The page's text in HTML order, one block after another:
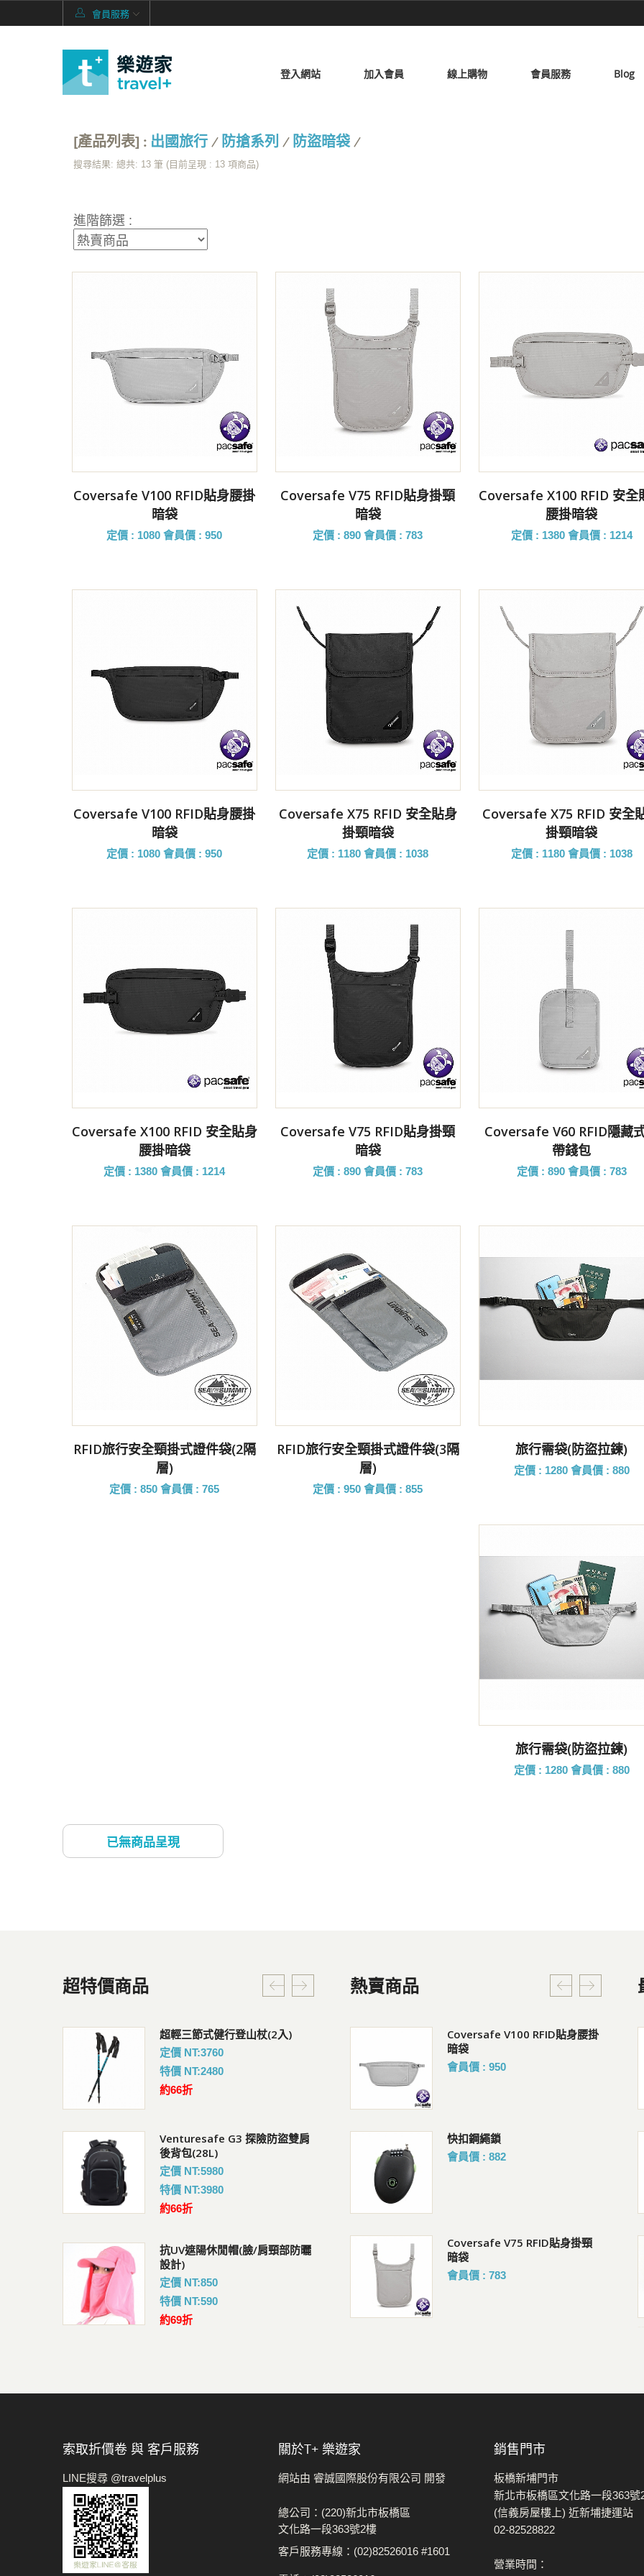
會員服務
登入網站 加入會員 線上購物 會員服務 Blog
[產品列表] : 出國旅行 / 防搶系列 / 防盜暗袋 /
搜尋結果: 總共: 13 筆 (目前呈現 : 13 項商品)
進階篩選 :
Coversafe V100 RFID貼身腰掛
暗袋
定價 : 1080會員價 : 950
Coversafe V75 RFID貼身掛頸
暗袋
定價 : 890會員價 : 783
Coversafe X100 RFID 安全
腰掛暗袋
定價 : 1380 會員價 : 1214
Coversafe V100 RFID貼身腰掛
暗袋
定價 : 1080會員價 : 950
Coversafe X75 RFID 安全貼身
掛頸暗袋
定價 : 1180會員價 : 1038
Coversafe X75 RFID 安全
掛頸暗袋
定價 : 1180 會員價 : 1038
Coversafe X100 RFID 安全貼身
腰掛暗袋
定價 : 1380會員價 : 1214
Coversafe V75 RFID貼身掛頸
暗袋
定價 : 890會員價 : 783
Coversafe V60 RFID隱藏
帶錢包
定價 : 890 會員價 : 783
RFID旅行安全頸掛式證件袋(2隔
層)
定價 : 850會員價 : 765
RFID旅行安全頸掛式證件袋(3隔
層)
定價 : 950會員價 : 855
旅行需袋(防盜拉鍊)
定價 : 1280 會員價 : 880
旅行需袋(防盜拉鍊)
定價 : 1280 會員價 : 880
超特價商品
超輕三節式健行登山杖(2入)
定價 NT:3760
特價 NT:2480
約66折
Venturesafe G3 探險防盜雙肩
後背包(28L)
定價 NT:5980
特價 NT:3980
約66折
抗UV遮陽休閒帽(臉/肩頸部防曬
設計)
定價 NT:850
特價 NT:590
約69折
熱賣商品
Coversafe V100 RFID貼身腰掛
暗袋
會員價 : 950
快扣鋼繩鎖
會員價 : 882
Coversafe V75 RFID貼身掛頸
暗袋
Coversafe X100 RFID 安全貼身
腰掛暗袋
會員價 : 1214
Coversafe V100 RFID貼身腰掛
暗袋
Pacsafe V Tech 防盜斜背包 胸
背包 10L
會員價 : 3854
Coversafe X100 RFID 安全貼身
購買人 : 蔡R
AZPAC 26吋 Trucker 3.0 前開
行李箱 7:3半開 防爆拉鍊 靜音輪
AZPAC 30吋 Trucker 3.0 前開
胖胖箱
索取折價卷 與 客戶服務
LINE搜尋 @travelplus
關於t+ 樂遊家
網站由 睿誠國際股份有限公司 開發
總公司：(220)新北市板橋區
文化路一段363號2樓
客戶服務專線：(02)82526016 #1601
銷售門市
板橋新埔門市
新北市板橋區文化路一段363號
(信義房屋樓上) 近新埔捷運站
02-82528822
營業時間：